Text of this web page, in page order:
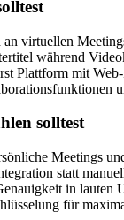
virtuellen
während
Plattform mit
solltest
Meetings
statt
in lauten
für